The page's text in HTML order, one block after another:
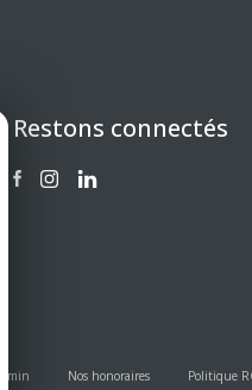
Restons connectés
Admin Nos honoraires Politique